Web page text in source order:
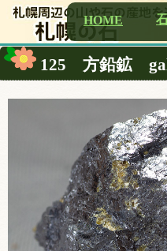
HOME
125 方鉛鉱